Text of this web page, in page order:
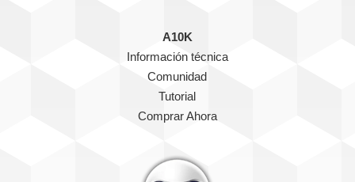
A10K
Información técnica
Comunidad
Tutorial
Comprar Ahora